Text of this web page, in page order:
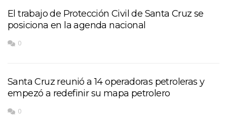
El trabajo de Protección Civil de Santa Cruz se
posiciona en la agenda nacional
0
Santa Cruz reunió a 14 operadoras petroleras y
empezó a redefinir su mapa petrolero
0